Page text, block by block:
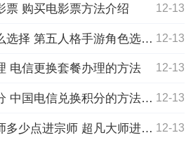
票 购买电影票方法介绍 12-13
第五人格手游角色怎么选择 第五人格手游角色选择的方法 12-13
电信更换套餐办理的方法 12-13
中国电信怎么兑换积分 中国电信兑换积分的方法教程 12-13
英雄联盟手游超凡大师多少点进宗师 超凡大师进宗师的规则介绍 12-13